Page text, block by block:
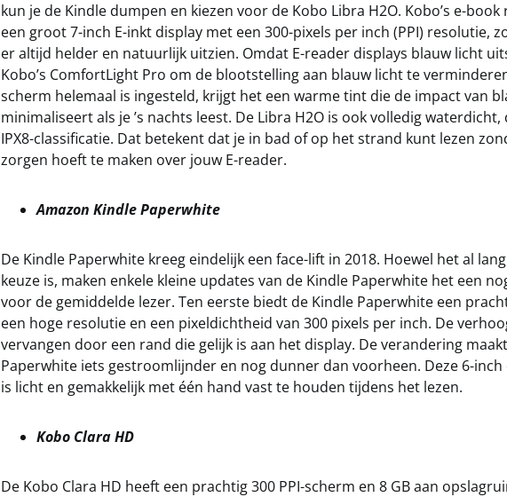
kun je de Kindle dumpen en kiezen voor de Kobo Libra H2O. Kobo’s e-
een groot 7-inch E-inkt display met een 300-pixels per inch (PPI) resolutie,
er altijd helder en natuurlijk uitzien. Omdat E-reader displays blauw licht
Kobo’s ComfortLight Pro om de blootstelling aan blauw licht te
scherm helemaal is ingesteld, krijgt het een warme tint die de impact van
minimaliseert als je ’s nachts leest. De Libra H2O is ook volledig waterdicht,
IPX8-classificatie. Dat betekent dat je in bad of op het strand kunt lezen
zorgen hoeft te maken over jouw E-reader.
Amazon Kindle Paperwhite
De Kindle Paperwhite kreeg eindelijk een face-lift in 2018. Hoewel het al
keuze is, maken enkele kleine updates van de Kindle Paperwhite het een
voor de gemiddelde lezer. Ten eerste biedt de Kindle Paperwhite een
een hoge resolutie en een pixeldichtheid van 300 pixels per inch. De
vervangen door een rand die gelijk is aan het display. De verandering
Paperwhite iets gestroomlijnder en nog dunner dan voorheen. Deze 6-
is licht en gemakkelijk met één hand vast te houden tijdens het lezen.
Kobo Clara HD
De Kobo Clara HD heeft een prachtig 300 PPI-scherm en 8 GB aan